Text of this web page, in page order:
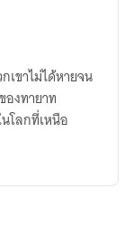
เขาไม่ได้หายจน
องทายาท
โลกที่เหนือ